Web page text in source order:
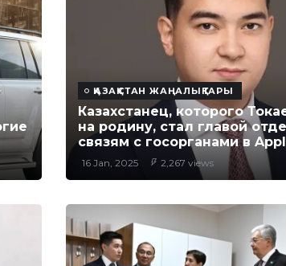
ҚАЗАҚСТАН ЖАҢАЛЫҚТАРЫ
Казахстанец, которого
на родину, стал главой
связям с госорганами в
16 Jan, 2025 2,267 views